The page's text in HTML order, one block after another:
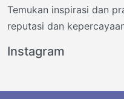
Temukan inspirasi dan
reputasi dan
Instagram